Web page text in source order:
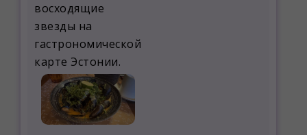
восходящие
звезды на
гастрономической
карте Эстонии.